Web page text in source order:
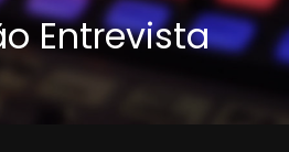
Entrevista